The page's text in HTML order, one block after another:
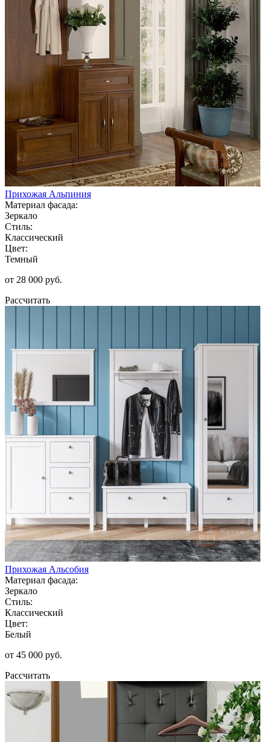
Прихожая Альпиния
Материал фасада:
Зеркало
Стиль:
Классический
Цвет:
Темный
от 28 000 руб.
Рассчитать
Прихожая Альсобия
Материал фасада:
Зеркало
Стиль:
Классический
Цвет:
Белый
от 45 000 руб.
Рассчитать